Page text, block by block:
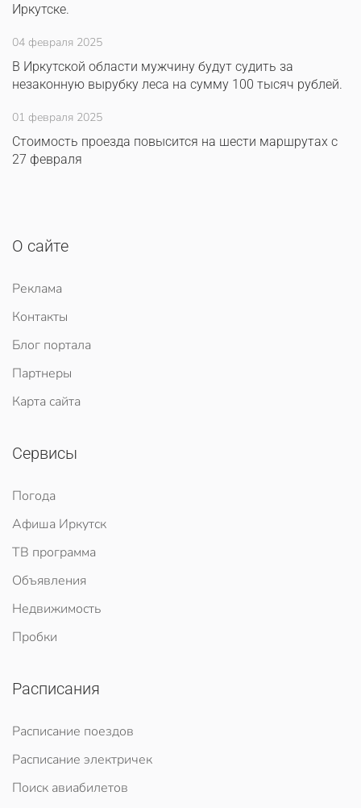
Иркутске.
04 февраля 2025
В Иркутской области мужчину будут судить за
незаконную вырубку леса на сумму 100 тысяч рублей.
01 февраля 2025
Стоимость проезда повысится на шести маршрутах с
27 февраля
О сайте
Реклама
Контакты
Блог портала
Партнеры
Карта сайта
Сервисы
Погода
Афиша Иркутск
ТВ программа
Объявления
Недвижимость
Пробки
Расписания
Расписание поездов
Расписание электричек
Поиск авиабилетов